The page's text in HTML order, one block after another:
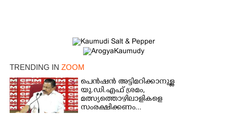
TRENDING IN ZOOM
പെൻഷൻ അട്ടിമറിക്കാനുള്ള
യു.ഡി.എഫ് ശ്രമം,
മത്സ്യത്തൊഴിലാളികളെ
സംരക്ഷിക്കണം...